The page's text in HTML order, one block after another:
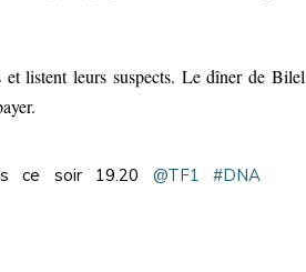
listent leurs suspects. Le dîner de Bilel
ce soir 19.20 @TF1
#DNA